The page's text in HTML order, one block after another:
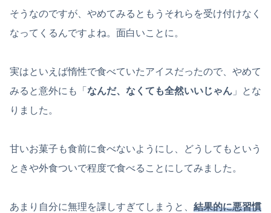
そうなのですが、やめてみるともうそれらを受け付けなく
なってくるんですよね。面白いことに。
実はといえば惰性で食べていたアイスだったので、やめて
みると意外にも「 なんだ、なくても全然いいじゃん 」とな
りました。
甘いお菓子も食前に食べないようにし、どうしてもという
ときや外食ついで程度で食べることにしてみました。
あまり自分に無理を課しすぎてしまうと、 結果的に悪習慣